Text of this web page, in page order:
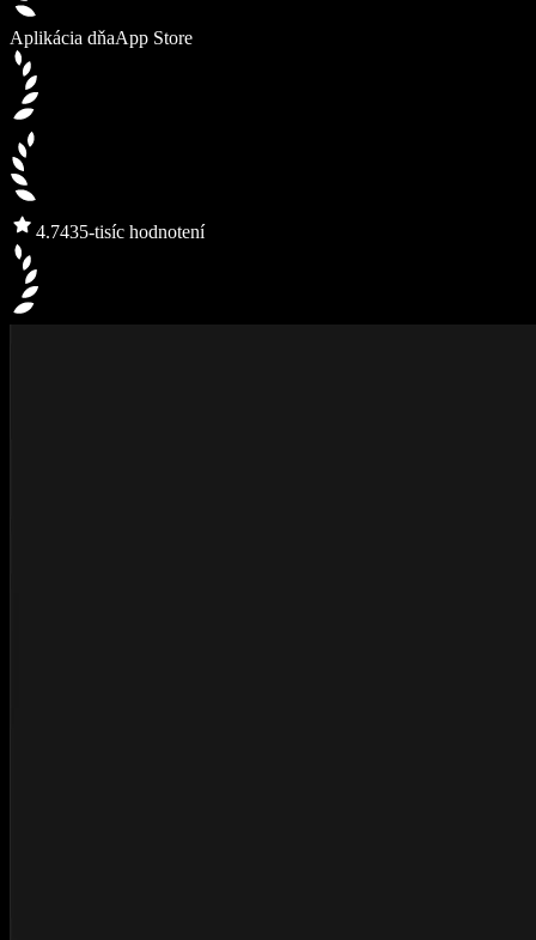
Aplikácia dňaApp Store
4.7435-tisíc hodnotení